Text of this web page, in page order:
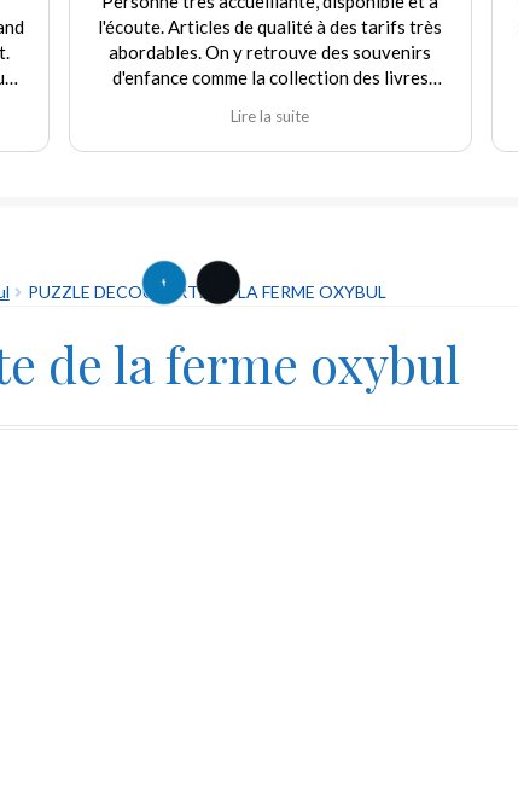
l'écoute. Articles de qualité à des tarifs très
abordables. On y retrouve des souvenirs
d'enfance comme la collection des livres
expérience tant en achat qu'en vente. Je
recommande fortement ce commerçant.
Lire la suite
PUZZLE DECOUVERTE DE LA FERME OXYBUL
de la ferme oxybul